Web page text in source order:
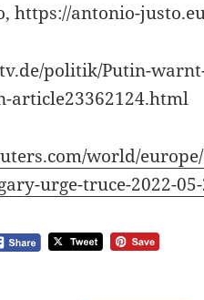
https://antonio-
politik/Putin-
article23362124.html
world/
urge-truce-2022-